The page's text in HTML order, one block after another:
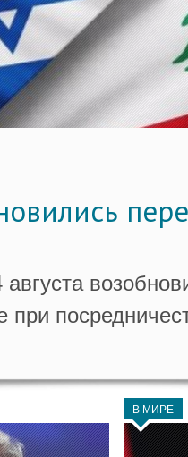
при
В МИРЕ